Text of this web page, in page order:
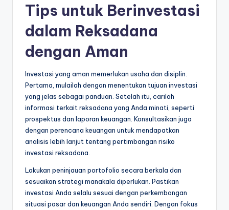
Tips untuk Berinvestasi
dalam Reksadana
dengan Aman
Investasi yang aman memerlukan usaha dan disiplin.
Pertama, mulailah dengan menentukan tujuan investasi
yang jelas sebagai panduan. Setelah itu, carilah
informasi terkait reksadana yang Anda minati, seperti
prospektus dan laporan keuangan. Konsultasikan juga
dengan perencana keuangan untuk mendapatkan
analisis lebih lanjut tentang pertimbangan risiko
investasi reksadana.
Lakukan peninjauan portofolio secara berkala dan
sesuaikan strategi manakala diperlukan. Pastikan
investasi Anda selalu sesuai dengan perkembangan
situasi pasar dan keuangan Anda sendiri. Dengan fokus